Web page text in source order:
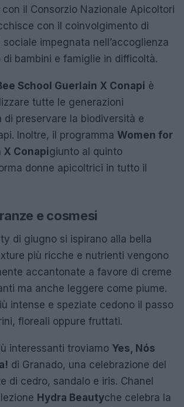
il Consorzio Nazionale Apicoltori
con il coinvolgimento di
impegnata nell’accoglienza
di bambini e famiglie in difficoltà.
School Guerlain X Conapi è
tutte le generazioni
di preservare la biodiversità e
Inoltre, il programma Women for
X Conapigiunto al quinto
donne apicoltrici in tutto il
e cosmesi
di giugno si ispirano alla bella
più ricche e nutrienti vengono
accantonate a favore di creme
ma anche leggere come piume.
intense e speziate cedono il passo
floreali oppure fruttati.
interessanti troviamo Yes, Nós
di Granado, una celebrazione del
di cedro, sandalo e iris. Chanel
Hydra Beautyche celebra la